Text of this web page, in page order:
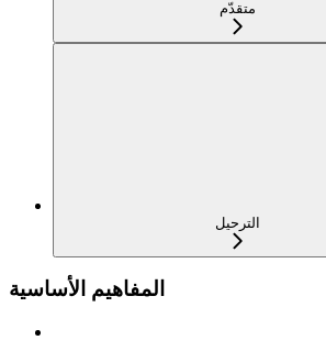
متقدّم
الترحيل
المفاهيم الأساسية